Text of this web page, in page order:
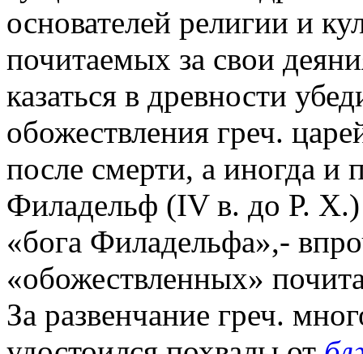
основателей религии и
почитаемых за свои
казаться в древности
обожествления греч.
после смерти, а иногда
Филадельф (IV в. до Р.
«бога Филадельфа»,-
«обожествленных»
За развенчание греч.